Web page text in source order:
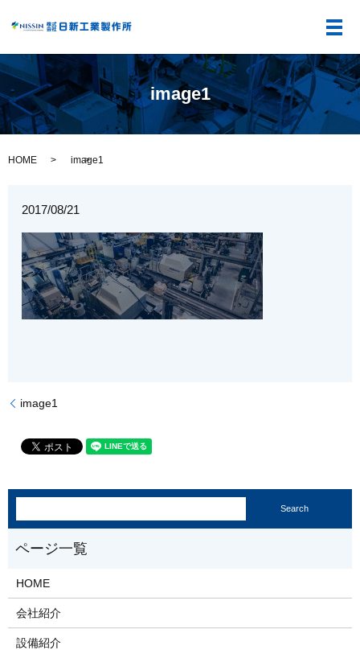
メ
image1
HOME image1
2017/08/21
image1
HOME
会社紹介
設備紹介